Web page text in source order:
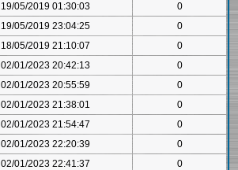
19/05/2019 01:30:03
0
19/05/2019 23:04:25
0
18/05/2019 21:10:07
0
02/01/2023 20:42:13
0
02/01/2023 20:55:59
0
02/01/2023 21:38:01
0
02/01/2023 21:54:47
0
02/01/2023 22:20:39
0
02/01/2023 22:41:37
0